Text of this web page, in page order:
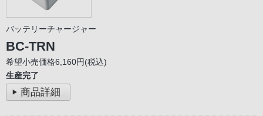
バッテリーチャージャー
BC-TRN
希望小売価格6,160円(税込)
生産完了
商品詳細